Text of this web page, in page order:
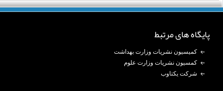
پایگاه های مرتبط
کمیسیون نشریات وزارت بهداشت
کمسیون نشریات وزارت علوم
شرکت یکتاوب